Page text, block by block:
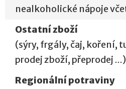
nealkoholické nápoje
Ostatní zboží
(sýry, frgály, čaj, koření,
prodej zboží, přeprodej...)
Regionální potraviny